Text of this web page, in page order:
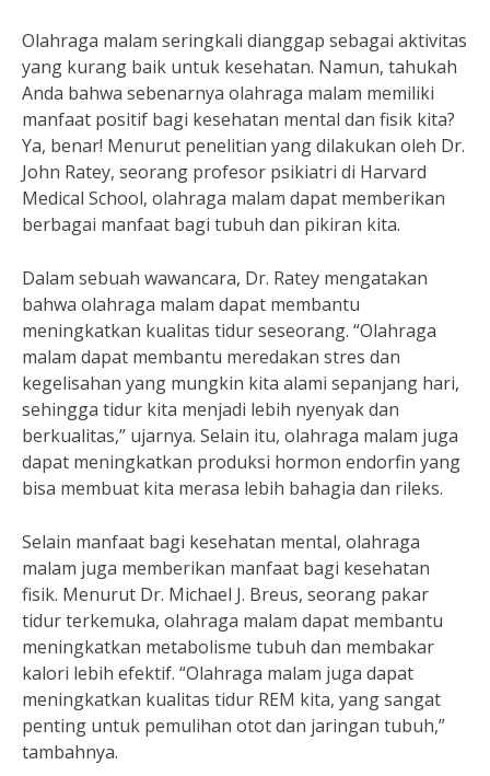
Olahraga malam seringkali dianggap sebagai aktivitas
yang kurang baik untuk kesehatan. Namun, tahukah
Anda bahwa sebenarnya olahraga malam memiliki
manfaat positif bagi kesehatan mental dan fisik kita?
Ya, benar! Menurut penelitian yang dilakukan oleh Dr.
John Ratey, seorang profesor psikiatri di Harvard
Medical School, olahraga malam dapat memberikan
berbagai manfaat bagi tubuh dan pikiran kita.
Dalam sebuah wawancara, Dr. Ratey mengatakan
bahwa olahraga malam dapat membantu
meningkatkan kualitas tidur seseorang. “Olahraga
malam dapat membantu meredakan stres dan
kegelisahan yang mungkin kita alami sepanjang hari,
sehingga tidur kita menjadi lebih nyenyak dan
berkualitas,” ujarnya. Selain itu, olahraga malam juga
dapat meningkatkan produksi hormon endorfin yang
bisa membuat kita merasa lebih bahagia dan rileks.
Selain manfaat bagi kesehatan mental, olahraga
malam juga memberikan manfaat bagi kesehatan
fisik. Menurut Dr. Michael J. Breus, seorang pakar
tidur terkemuka, olahraga malam dapat membantu
meningkatkan metabolisme tubuh dan membakar
kalori lebih efektif. “Olahraga malam juga dapat
meningkatkan kualitas tidur REM kita, yang sangat
penting untuk pemulihan otot dan jaringan tubuh,”
tambahnya.